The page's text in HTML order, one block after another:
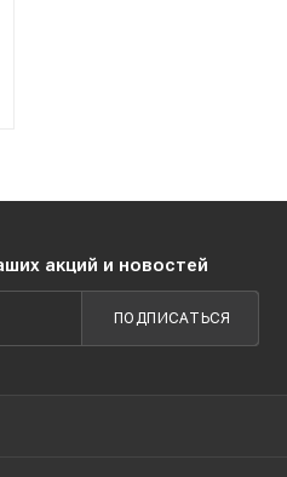
акций и новостей
ПОДПИСАТЬСЯ